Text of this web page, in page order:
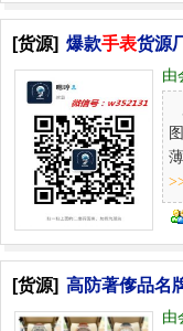
[货源] 爆款手表货源
由
[货源] 高防著偧品名
由